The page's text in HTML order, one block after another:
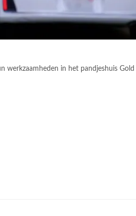
werkzaamheden in het pandjeshuis Gold